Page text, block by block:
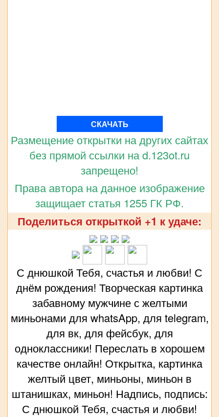
СКАЧАТЬ
Размещение открытки на других сайтах
без прямой ссылки на d.123ot.ru
запрещено!
Права автора на данное изображение
защищает статья 1255 ГК РФ.
Поделиться открыткой +1 к удаче:
С днюшкой Тебя, счастья и любви! С
днём рождения! Творческая картинка
забавному мужчине с желтыми
миньонами для whatsApp, для telegram,
для вк, для фейсбук, для
одноклассники! Переслать в хорошем
качестве онлайн! Открытка, картинка
желтый цвет, миньоны, миньон в
штанишках, миньон! Надпись, подпись:
С днюшкой Тебя, счастья и любви!